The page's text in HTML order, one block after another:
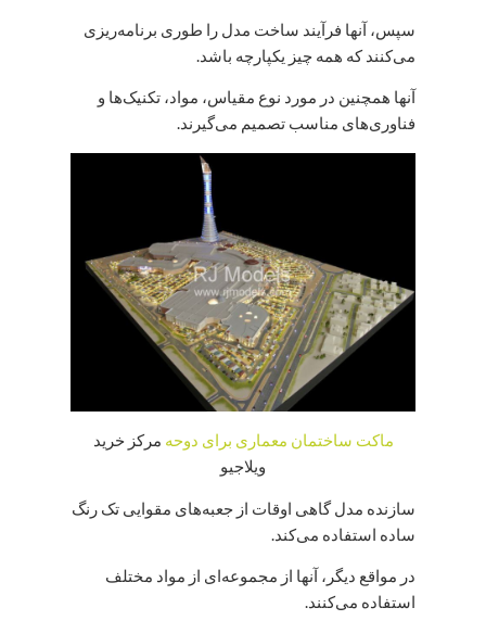
سپس، آنها فرآیند ساخت مدل را طوری برنامه‌ریزی
می‌کنند که همه چیز یکپارچه باشد.
آنها همچنین در مورد نوع مقیاس، مواد، تکنیک‌ها و
فناوری‌های مناسب تصمیم می‌گیرند.
ماکت ساختمان معماری برای دوحه مرکز خرید
ویلاجیو
سازنده مدل گاهی اوقات از جعبه‌های مقوایی تک رنگ
ساده استفاده می‌کند.
در مواقع دیگر، آنها از مجموعه‌ای از مواد مختلف
استفاده می‌کنند.